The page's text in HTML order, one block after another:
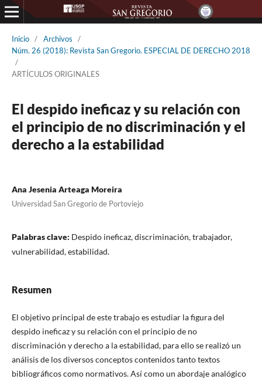
Inicio / Archivos
/
Núm. 26 (2018): Revista San Gregorio. ESPECIAL DE DERECHO 2018
/
ARTÍCULOS ORIGINALES
El despido ineficaz y su relación con
el principio de no discriminación y el
derecho a la estabilidad
Ana Jesenia Arteaga Moreira
Universidad San Gregorio de Portoviejo
Palabras clave: Despido ineficaz, discriminación, trabajador,
vulnerabilidad, estabilidad.
Resumen
El objetivo principal de este trabajo es estudiar la figura del
despido ineficaz y su relación con el principio de no
discriminación y derecho a la estabilidad, para ello se realizó un
análisis de los diversos conceptos contenidos tanto textos
bibliográficos como normativos. Así como un abordaje analógico